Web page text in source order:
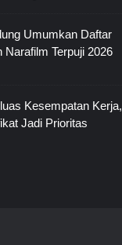
Umumkan Daftar
Narafilm Terpuji 2026
Kesempatan Kerja,
Jadi Prioritas